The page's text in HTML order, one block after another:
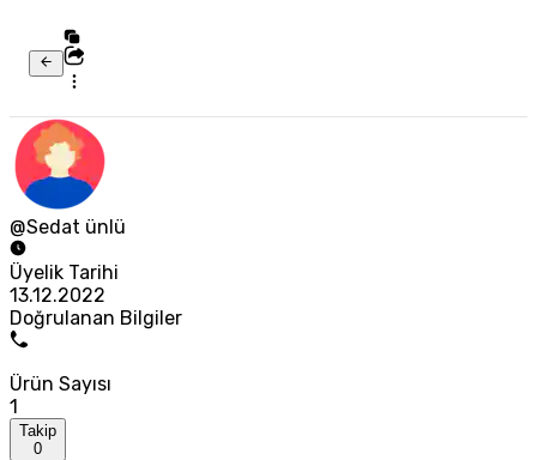
@Sedat ünlü
Üyelik Tarihi
13.12.2022
Doğrulanan Bilgiler
Ürün Sayısı
1
Takip
0